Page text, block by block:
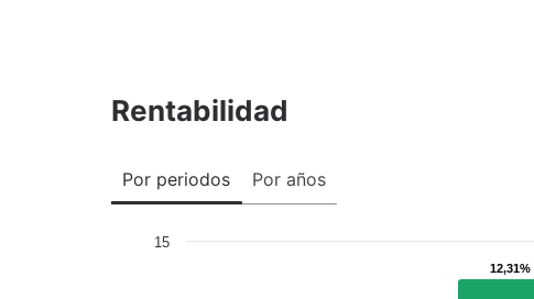
Rentabilidad
Por periodos Por años
12,31%
12,31%
15